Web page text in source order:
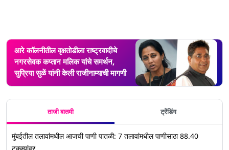
आरे कॉलनीतील वृक्षतोडीला राष्ट्रवादीचे
नगरसेवक कप्तान मलिक यांचे समर्थन,
सुप्रिया सुळें यांनी केली राजीनाम्याची मागणी
ताजी बातमी ट्रेंडिंग
मुंबईतील तलावांमधील आजची पाणी पातळी: 7 तलावांमधील पाणीसाठा 88.40
टक्क्यांवर